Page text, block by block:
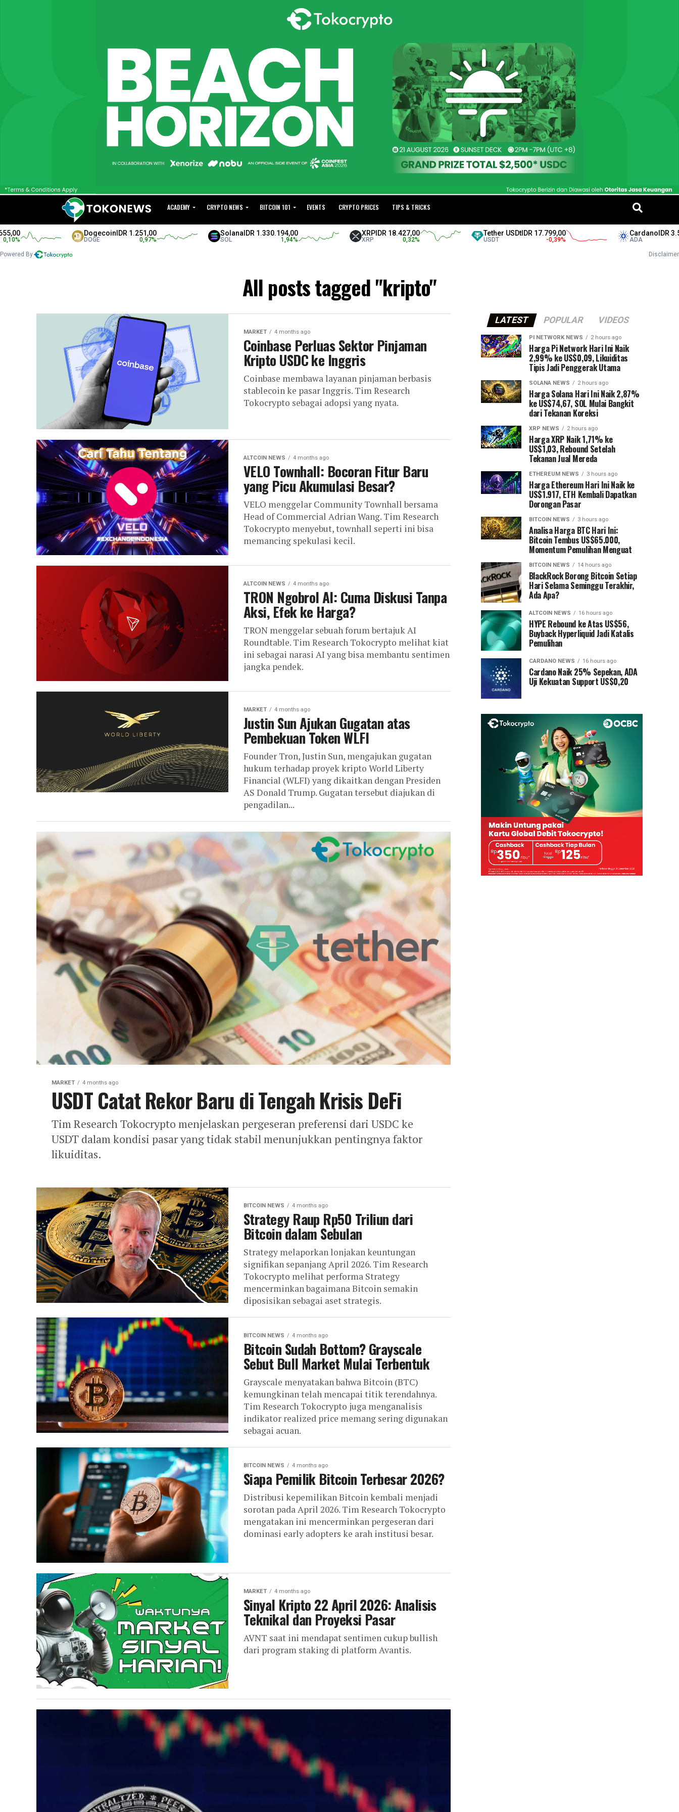
ACADEMY CRYPTO NEWS BITCOIN 101 EVENTS CRYPTO PRICES TIPS & TRICKS
DogecoinIDR 1.251,00
DOGE 0,97
Solana IDR 1.330.194,00
SOL
XRPIDR 18.427,00
XRP 0,32%
Tether USDtIDR 17.799,00
USDT
IDR 3.561,00
ADA -1,44
Powered By Disclaimer
All posts tagged "kripto"
MARKET 4 months ago
Coinbase Perluas Sektor Pinjaman
Kripto USDC ke Inggris
Coinbase membawa layanan pinjaman berbasis
stablecoin ke pasar Inggris. Tim Research
Tokocrypto sebagai adopsi yang nyata.
ALTCOIN NEWS 4 months ago
VELO Townhall: Bocoran Fitur Baru
yang Picu Akumulasi Besar?
VELO menggelar Community Townhall bersama
Head of Commercial Adrian Wang. Tim Research
Tokocrypto menyebut, townhall seperti ini bisa
memancing spekulasi kecil.
ALTCOIN NEWS 4 months ago
TRON Ngobrol AI: Cuma Diskusi Tanpa
Aksi, Efek ke Harga?
TRON menggelar sebuah forum bertajuk AI
Roundtable. Tim Research Tokocrypto melihat kiat
ini sebagai narasi AI yang bisa membantu sentimen
jangka pendek.
MARKET 4 months ago
Justin Sun Ajukan Gugatan atas
Pembekuan Token WLFI
Founder Tron, Justin Sun, mengajukan gugatan
hukum terhadap proyek kripto World Liberty
Financial (WLFI) yang dikaitkan dengan Presiden
AS Donald Trump. Gugatan tersebut diajukan di
pengadilan...
MARKET 4 months ago
USDT Catat Rekor Baru di Tengah Krisis DeFi
Tim Research Tokocrypto menjelaskan pergeseran preferensi dari USDC ke
USDT dalam kondisi pasar yang tidak stabil menunjukkan pentingnya faktor
likuiditas.
BITCOIN NEWS 4 months ago
Strategy Raup Rp50 Triliun dari
Bitcoin dalam Sebulan
Strategy melaporkan lonjakan keuntungan
signifikan sepanjang April 2026. Tim Research
Tokocrypto melihat performa Strategy
mencerminkan bagaimana Bitcoin semakin
diposisikan sebagai aset strategis.
BITCOIN NEWS 4 months ago
Bitcoin Sudah Bottom? Grayscale
Sebut Bull Market Mulai Terbentuk
Grayscale menyatakan bahwa Bitcoin (BTC)
kemungkinan telah mencapai titik terendahnya.
Tim Research Tokocrypto juga menganalisis
indikator realized price memang sering digunakan
sebagai acuan.
BITCOIN NEWS 4 months ago
Siapa Pemilik Bitcoin Terbesar 2026?
Distribusi kepemilikan Bitcoin kembali menjadi
sorotan pada April 2026. Tim Research Tokocrypto
mengatakan ini mencerminkan pergeseran dari
dominasi early adopters ke arah institusi besar.
MARKET 4 months ago
Sinyal Kripto 22 April 2026: Analisis
Teknikal dan Proyeksi Pasar
AVNT saat ini mendapat sentimen cukup bullish
dari program staking di platform Avantis.
LATEST POPULAR VIDEOS
PI NETWORK NEWS 2 hours ago
Harga Pi Network Hari Ini Naik
2,99% ke US$0,09, Likuiditas
Tipis Jadi Penggerak Utama
SOLANA NEWS 2 hours ago
Harga Solana Hari Ini Naik 2,87%
ke US$74,67, SOL Mulai Bangkit
dari Tekanan Koreksi
XRP NEWS 2 hours ago
Harga XRP Naik 1,71% ke
US$1,03, Rebound Setelah
Tekanan Jual Mereda
ETHEREUM NEWS 3 hours ago
Harga Ethereum Hari Ini Naik ke
US$1.917, ETH Kembali Dapatkan
Dorongan Pasar
BITCOIN NEWS 3 hours ago
Analisa Harga BTC Hari Ini:
Bitcoin Tembus US$65.000,
Momentum Pemulihan Menguat
BITCOIN NEWS 14 hours ago
⁠BlackRock Borong Bitcoin Setiap
Hari Selama Seminggu Terakhir,
Ada Apa?
ALTCOIN NEWS 16 hours ago
HYPE Rebound ke Atas US$56,
Buyback Hyperliquid Jadi Katalis
Pemulihan
CARDANO NEWS 16 hours ago
Cardano Naik 25% Sepekan, ADA
Uji Kekuatan Support US$0,20